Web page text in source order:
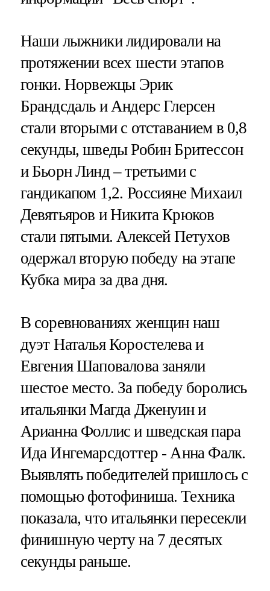
Наши лыжники лидировали на
протяжении всех шести этапов
гонки. Норвежцы Эрик
Брандсдаль и Андерс Глерсен
стали вторыми с отставанием в 0,8
секунды, шведы Робин Бритессон
и Бьорн Линд – третьими с
гандикапом 1,2. Россияне Михаил
Девятьяров и Никита Крюков
стали пятыми. Алексей Петухов
одержал вторую победу на этапе
Кубка мира за два дня.
В соревнованиях женщин наш
дуэт Наталья Коростелева и
Евгения Шаповалова заняли
шестое место. За победу боролись
итальянки Магда Дженуин и
Арианна Фоллис и шведская пара
Ида Ингемарсдоттер - Анна Фалк.
Выявлять победителей пришлось с
помощью фотофиниша. Техника
показала, что итальянки пересекли
финишную черту на 7 десятых
секунды раньше.